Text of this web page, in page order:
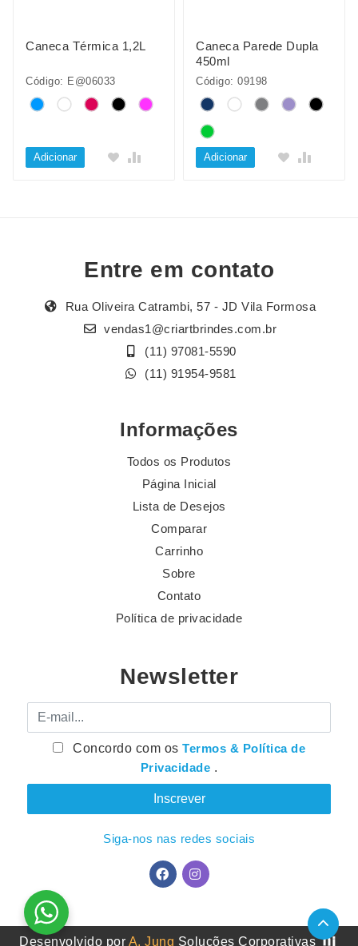
Caneca Térmica 1,2L
Código: E@06033
Adicionar
Caneca Parede Dupla
450ml
Código: 09198
Adicionar
Entre em contato
Rua Oliveira Catrambi, 57 - JD Vila Formosa
vendas1@criartbrindes.com.br
(11) 97081-5590
(11) 91954-9581
Informações
Todos os Produtos
Página Inicial
Lista de Desejos
Comparar
Carrinho
Sobre
Contato
Política de privacidade
Newsletter
E-mail
Concordo com osTermos & Política de
Privacidade .
Siga-nos nas redes sociais
Desenvolvido por A. Jung Soluções Corporativas